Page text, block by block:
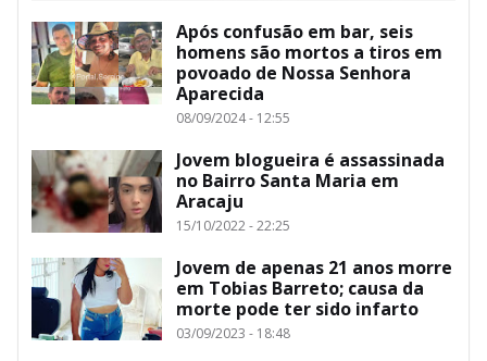
Após confusão em bar, seis
homens são mortos a tiros em
povoado de Nossa Senhora
Aparecida
08/09/2024 - 12:55
Jovem blogueira é assassinada
no Bairro Santa Maria em
Aracaju
15/10/2022 - 22:25
Jovem de apenas 21 anos morre
em Tobias Barreto; causa da
morte pode ter sido infarto
03/09/2023 - 18:48